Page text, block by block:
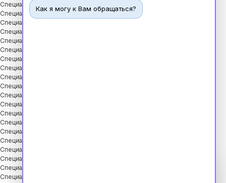
Как я могу к Вам обращаться?
Специальность: Лабораторное дело
Специальность: Лечебная физкультура
Специальность: Лечебное дело
Специальность: Медико-профилактическое дело
Специальность: Медико-социальная помощь
Специальность: Медицинская оптика
Специальность: Медицинская статистика
Специальность: Медицинский массаж
Специальность: Наркология
Специальность: Общая практика
Специальность: Операционное дело
Специальность: Организация сестринского дела
Специальность: Реабилитационное сестринское дело
Специальность: Рентгенология
Специальность: Сестринское дело
Специальность: Сестринское дело в косметологии
Специальность: Сестринское дело в педиатрии
Специальность: Скорая и неотложная помощь
Специальность: Стоматология
Специальность: Стоматология ортопедическая